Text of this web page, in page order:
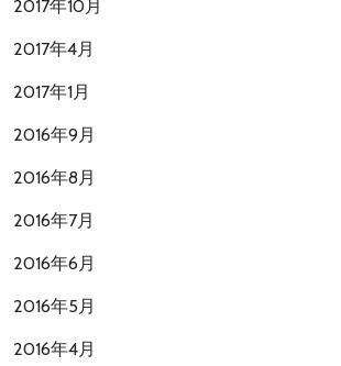
2017年10月
2017年4月
2017年1月
2016年9月
2016年8月
2016年7月
2016年6月
2016年5月
2016年4月